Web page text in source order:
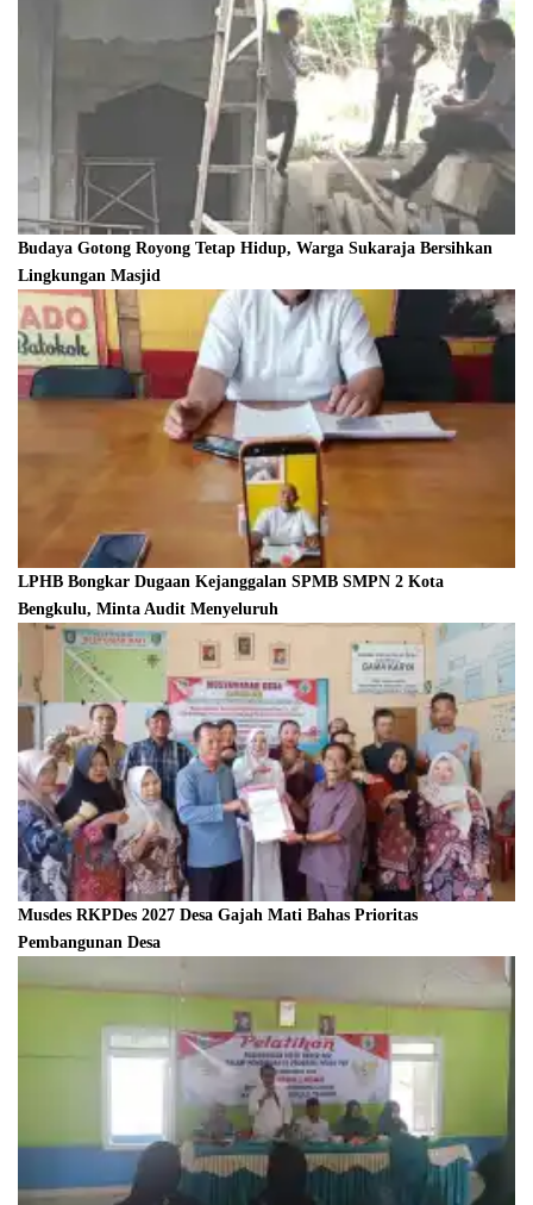
Budaya Gotong Royong Tetap Hidup, Warga Sukaraja Bersihkan
Lingkungan Masjid
LPHB Bongkar Dugaan Kejanggalan SPMB SMPN 2 Kota
Bengkulu, Minta Audit Menyeluruh
Musdes RKPDes 2027 Desa Gajah Mati Bahas Prioritas
Pembangunan Desa